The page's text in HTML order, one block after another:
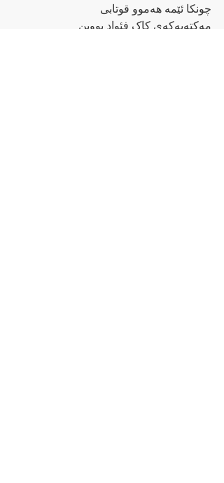
چونکا ئێمە هەموو قوتابی
مەکتەبەکەی کاک فئواد بووین